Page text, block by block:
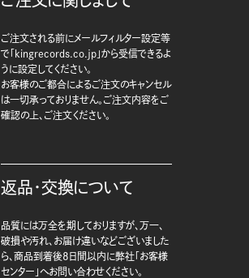
ご注文される前にメールフィルター設定等
で「kingrecords.co.jp」から受信できるよ
うに設定してください。
お客様のご都合によるご注文のキャンセル
は一切承っておりません。ご注文内容をご
確認の上、ご注文ください。
返品・交換について
品質には万全を期しておりますが、万一、
破損や汚れ、お届け違いなどございました
ら、商品到着後8日間以内に弊社「お客様
センター」へお問い合わせください。